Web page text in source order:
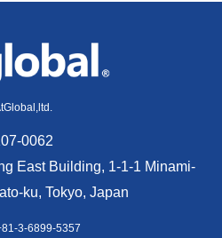
0062
East Building, 1-1-1 Minami-
ku, Tokyo, Japan
3-6899-5357